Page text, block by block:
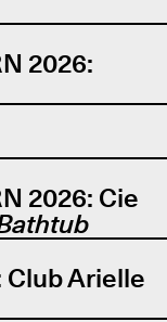
2026:
2026: Cie
Club Arielle